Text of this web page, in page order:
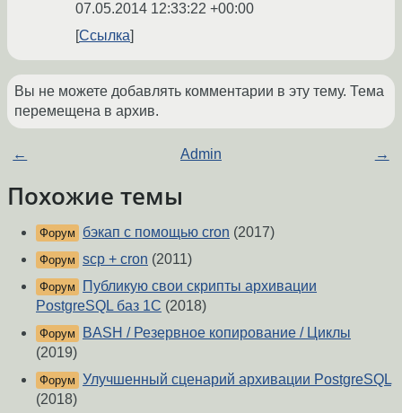
07.05.2014 12:33:22 +00:00
Ссылка
Вы не можете добавлять комментарии в эту тему. Тема
перемещена в архив.
← Admin →
Похожие темы
Форум бэкап с помощью cron (2017)
Форум scp + cron (2011)
Форум
Публикую свои скрипты архивации
PostgreSQL баз 1С (2018)
Форум
BASH / Резервное копирование / Циклы
(2019)
Форум Улучшенный сценарий архивации PostgreSQL
(2018)